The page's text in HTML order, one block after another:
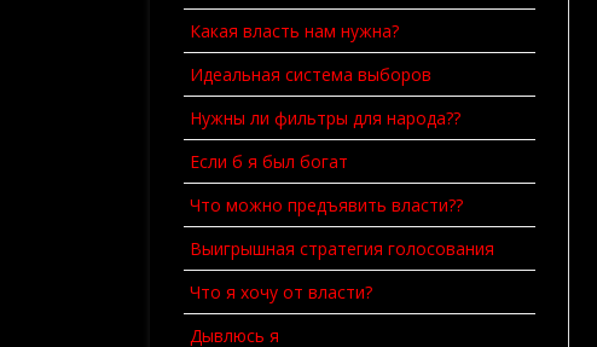
Какая власть нам нужна?
Идеальная система выборов
Нужны ли фильтры для народа??
Если б я был богат
Что можно предъявить власти??
Выигрышная стратегия голосования
Что я хочу от власти?
Дывлюсь я